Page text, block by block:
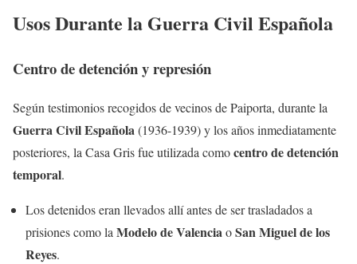
Usos Durante la Guerra Civil Española
Centro de detención y represión
Según testimonios recogidos de vecinos de Paiporta, durante la
Guerra Civil Española(1936-1939) y los años inmediatamente
posteriores, la Casa Gris fue utilizada comocentro de detención
temporal.
Los detenidos eran llevados allí antes de ser trasladados a
prisiones como la Modelo de ValenciaoSan Miguel de los
Reyes.